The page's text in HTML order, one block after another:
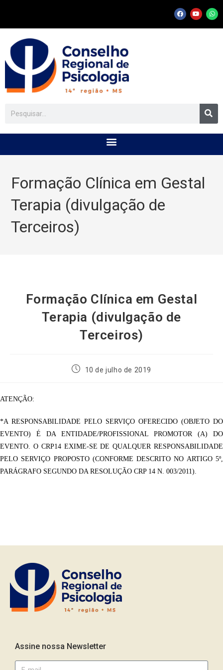
Formação Clínica em Gestal
Terapia (divulgação de
Terceiros)
Formação Clínica em Gestal
Terapia (divulgação de
Terceiros)
10 de julho de 2019
ATENÇÃO:
*A RESPONSABILIDADE PELO SERVIÇO OFERECIDO (OBJETO DO
EVENTO) É DA ENTIDADE/PROFISSIONAL PROMOTOR (A) DO
EVENTO. O CRP14 EXIME-SE DE QUALQUER RESPONSABILIDADE
PELO SERVIÇO PROPOSTO (CONFORME DESCRITO NO ARTIGO 5º,
PARÁGRAFO SEGUNDO DA RESOLUÇÃO CRP 14 N. 003/2011).
Assine nossa Newsletter